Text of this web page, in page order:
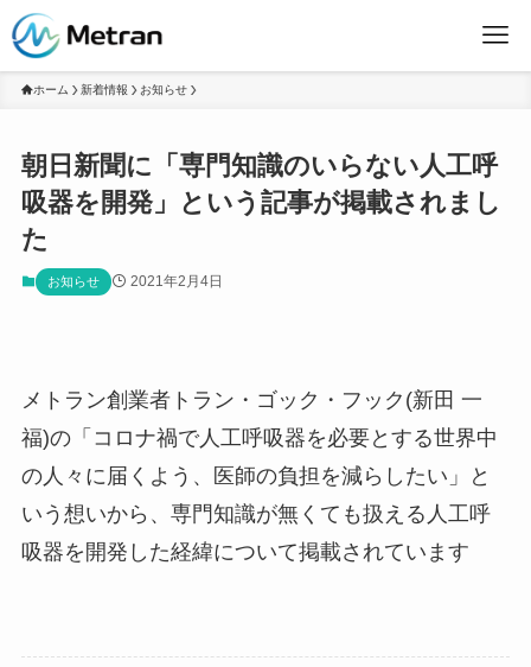
ホーム 新着情報 お知らせ
朝日新聞に「専門知識のいらない人工呼
吸器を開発」という記事が掲載されまし
た
お知らせ 2021年2月4日
メトラン創業者トラン・ゴック・フック(新田 一
福)の「コロナ禍で人工呼吸器を必要とする世界中
の人々に届くよう、医師の負担を減らしたい」と
いう想いから、専門知識が無くても扱える人工呼
吸器を開発した経緯について掲載されています